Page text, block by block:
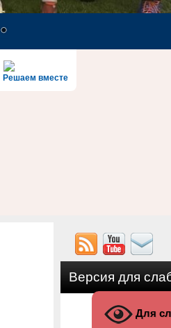
Решаем вместе
Версия для
Для